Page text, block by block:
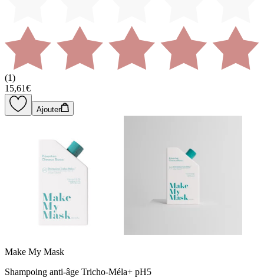
(1)
15,61€
Ajouter
Make My Mask
Shampoing anti-âge Tricho-Méla+ pH5